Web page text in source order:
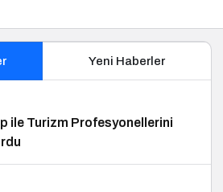
Yeni Haberler
ile Turizm Profesyonellerini